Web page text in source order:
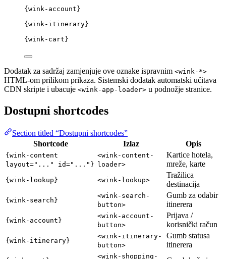
{wink-account}
{wink-itinerary}
{wink-cart}
Dodatak za sadržaj zamjenjuje ove oznake ispravnim <wink-*>
HTML-om prilikom prikaza. Sistemski dodatak automatski učitava
CDN skripte i ubacuje <wink-app-loader> u podnožje stranice.
Dostupni shortcodes
Section titled “Dostupni shortcodes”
Shortcode
Izlaz Opis
{wink-content
layout="..." id="..."}
<wink-content-
loader>
Kartice hotela,
mreže, karte
{wink-lookup} <wink-lookup>
Tražilica
destinacija
{wink-search}
<wink-search-
button>
Gumb za odabir
itinerera
{wink-account}
<wink-account-
button>
Prijava /
korisnički račun
{wink-itinerary}
<wink-itinerary-
button>
Gumb statusa
itinerera
<wink-shopping-